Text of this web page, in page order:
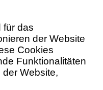
für das
der Website
Cookies
Funktionalitäten
Website,